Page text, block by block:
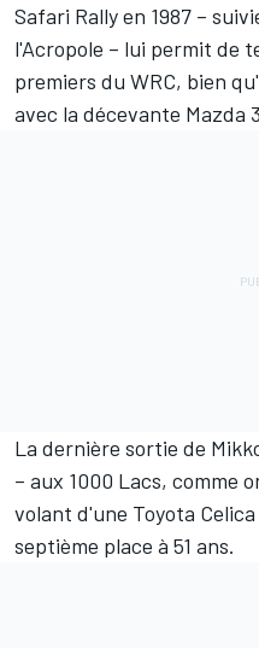
Safari Rally en 1987 –
l'Acropole – lui permit de
premiers du WRC, bien
avec la décevante Mazda
La dernière sortie de
– aux 1000 Lacs, comme
volant d'une Toyota
septième place à 51 ans.